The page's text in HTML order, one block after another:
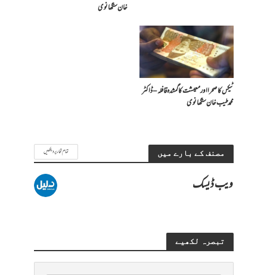
خان سنگھانوی
ٹیکس کا صحرا اور معیشت کا گمشدہ قافلہ – ڈاکٹر
محمد طیب خان سنگھانوی
مصنف کے بارے میں تمام تحاریر دیکھیں
ویب ڈیسک
تبصرہ لکھیے